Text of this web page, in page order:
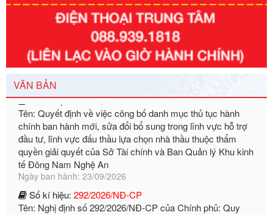
VĂN BẢN
Số kí hiệu:351/2025/NĐ-CP
Tên: Nghị định số 351/2025/NĐ-CP của Chính phủ: Quy
định chuẩn nghèo đa chiều quốc gia giai đoạn 2026 - 2030
Ngày ban hành: 29/12/2026
Số kí hiệu:3014/QĐ-UBND
Tên: Quyết định về việc công bố danh mục thủ tục hành
chính ban hành mới, sửa đổi bổ sung trong lĩnh vực hỗ trợ
đầu tư, lĩnh vực đấu thầu lựa chọn nhà thầu thuộc thẩm
quyền giải quyết của Sở Tài chính và Ban Quản lý Khu kinh
tế Đông Nam Nghệ An
Ngày ban hành: 23/09/2026
Số kí hiệu:292/2026/NĐ-CP
Tên: Nghị định số 292/2026/NĐ-CP của Chính phủ: Quy
định chi tiết một số điều và biện pháp để tổ chức, hướng
dẫn thi hành Luật Quản lý ngoại thương
Ngày ban hành: 21/07/2026